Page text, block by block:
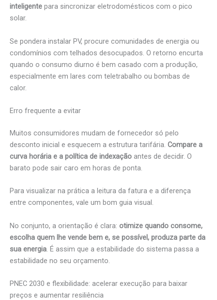
inteligente para sincronizar eletrodomésticos com o pico
solar.
Se pondera instalar PV, procure comunidades de energia ou
condomínios com telhados desocupados. O retorno encurta
quando o consumo diurno é bem casado com a produção,
especialmente em lares com teletrabalho ou bombas de
calor.
Erro frequente a evitar
Muitos consumidores mudam de fornecedor só pelo
desconto inicial e esquecem a estrutura tarifária. Compare a
curva horária e a política de indexação antes de decidir. O
barato pode sair caro em horas de ponta.
Para visualizar na prática a leitura da fatura e a diferença
entre componentes, vale um bom guia visual.
No conjunto, a orientação é clara: otimize quando consome,
escolha quem lhe vende bem e, se possível, produza parte da
sua energia. É assim que a estabilidade do sistema passa a
estabilidade no seu orçamento.
PNEC 2030 e flexibilidade: acelerar execução para baixar
preços e aumentar resiliência